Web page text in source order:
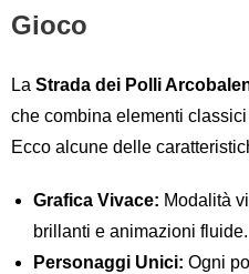
Gioco
La Strada dei Polli
che combina elementi
Ecco alcune delle
Grafica Vivace: Modalità
brillanti e animazioni fluide.
Personaggi Unici: Ogni